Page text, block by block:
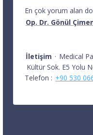
En çok yorum alan
Op. Dr. Gönül
İletişim · Medical
Kültür Sok. E5 Yolu
Telefon : +90 530